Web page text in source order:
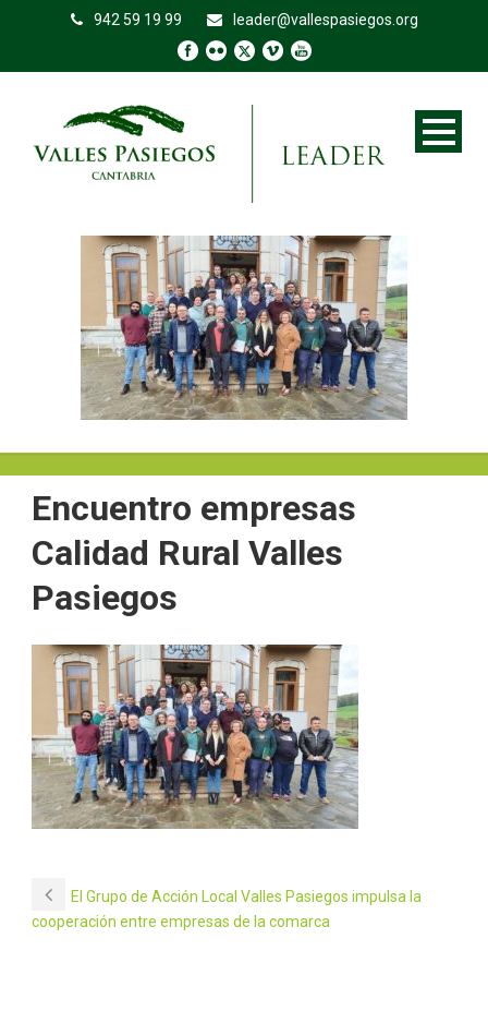
942 59 19 99 leader@vallespasiegos.org
Encuentro empresas
Calidad Rural Valles
Pasiegos
El Grupo de Acción Local Valles Pasiegos impulsa la
cooperación entre empresas de la comarca